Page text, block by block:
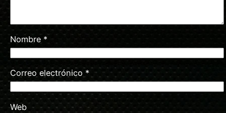
Nombre *
Correo electrónico *
Web